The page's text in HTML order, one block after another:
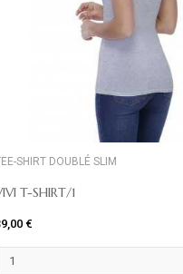
SHIRT DOUBLÉ SLIM
T-SHIRT/1
€